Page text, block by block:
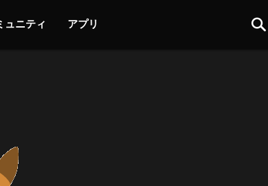
ュニティ アプリ